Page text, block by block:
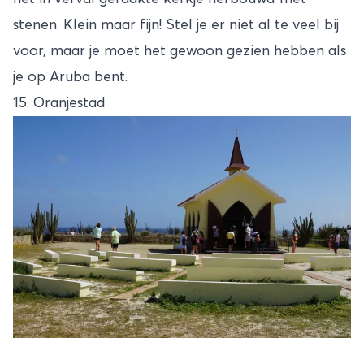
stenen. Klein maar fijn! Stel je er niet al te veel bij
voor, maar je moet het gewoon gezien hebben als
je op Aruba bent.
15. Oranjestad